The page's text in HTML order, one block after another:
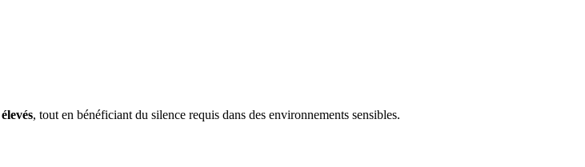
, tout en bénéficiant du silence requis dans des environnements sensibles.